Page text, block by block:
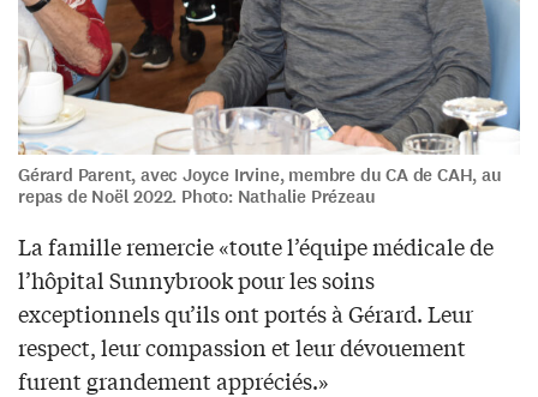
Gérard Parent, avec Joyce Irvine, membre du CA de CAH, au
repas de Noël 2022. Photo: Nathalie Prézeau
La famille remercie «toute l’équipe médicale de
l’hôpital Sunnybrook pour les soins
exceptionnels qu’ils ont portés à Gérard. Leur
respect, leur compassion et leur dévouement
furent grandement appréciés.»